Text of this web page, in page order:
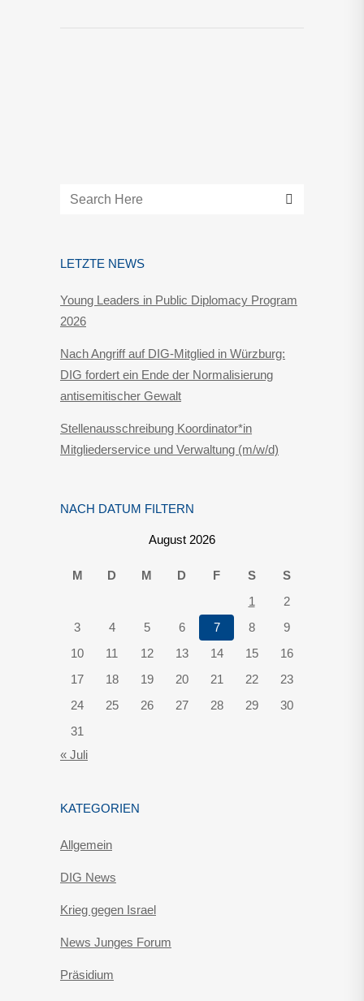
LETZTE NEWS
Young Leaders in Public Diplomacy Program
2026
Nach Angriff auf DIG-Mitglied in Würzburg:
DIG fordert ein Ende der Normalisierung
antisemitischer Gewalt
Stellenausschreibung Koordinator*in
Mitgliederservice und Verwaltung (m/w/d)
NACH DATUM FILTERN
August 2026
M D M D F S
S
1
2
3
4 5 6 7 8
9
10
11 12 13 14 15
16
17
18 19 20 21 22
23
24
25 26 27 28 29
30
31
« Juli
KATEGORIEN
Allgemein
DIG News
Krieg gegen Israel
News Junges Forum
Präsidium